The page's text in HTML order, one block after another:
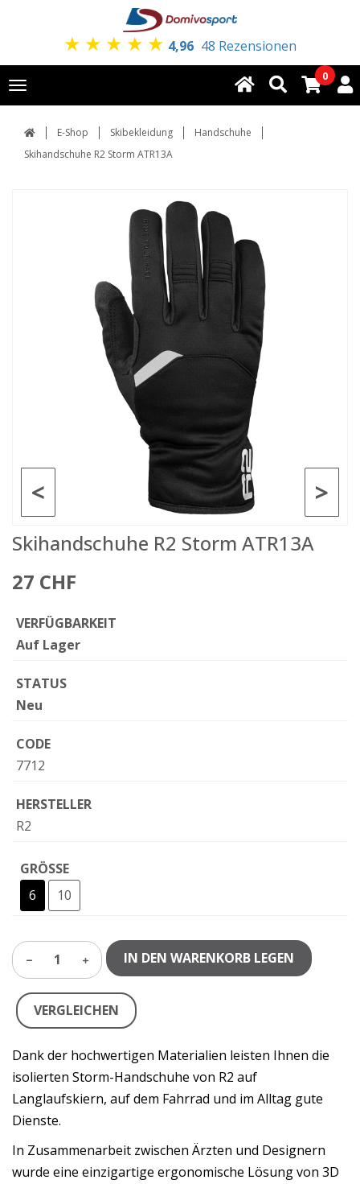
★ ★ ★ ★ ★ 4,96 48 Rezensionen
Toggle
navigation
0
E-Shop Skibekleidung
Handschuhe
Skihandschuhe R2 Storm ATR13A
>
<
Skihandschuhe R2 Storm ATR13A
27 CHF
VERFÜGBARKEIT
Auf Lager
STATUS
Neu
CODE
7712
HERSTELLER
R2
GRÖSSE
6
10
1 IN DEN WARENKORB LEGEN
VERGLEICHEN
Dank der hochwertigen Materialien leisten Ihnen die
isolierten Storm-Handschuhe von R2 auf
Langlaufskiern, auf dem Fahrrad und im Alltag gute
Dienste.
In Zusammenarbeit zwischen Ärzten und Designern
wurde eine einzigartige ergonomische Lösung von 3D